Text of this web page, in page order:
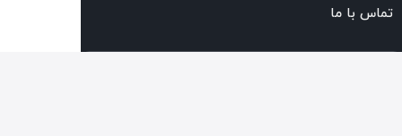
تماس با ما